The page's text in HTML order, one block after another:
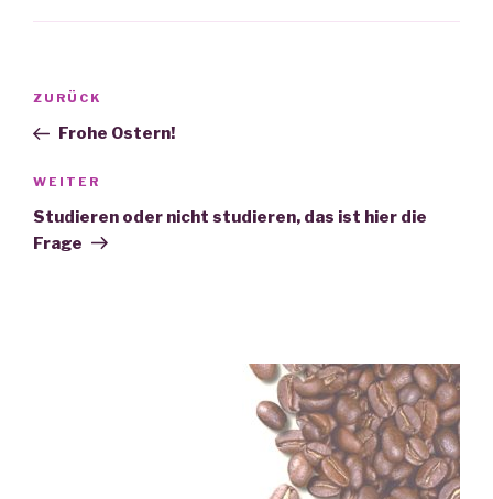
Beitrags-
Vorheriger
Beitrag
ZURÜCK
Frohe Ostern!
Nächster
Beitrag
WEITER
Studieren oder nicht studieren, das ist hier die
Frage